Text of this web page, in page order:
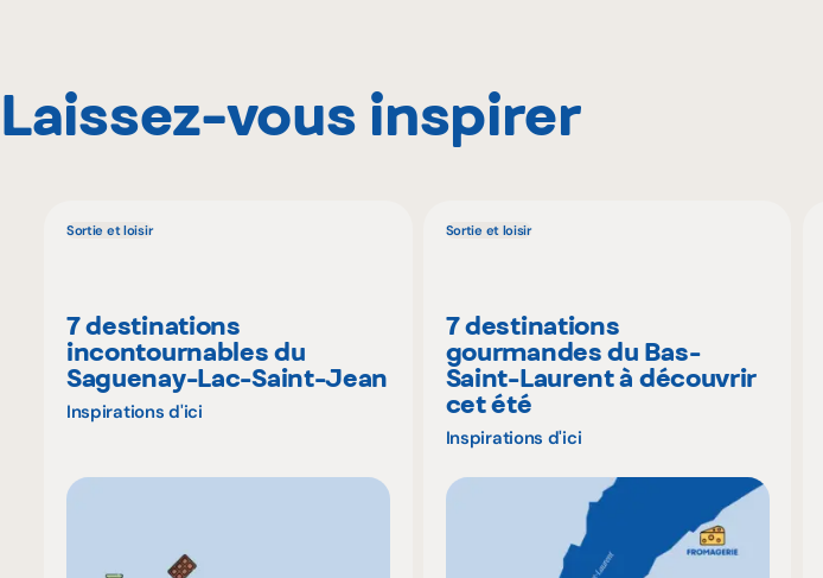
Laissez-vous inspirer
Sortie et loisir
7 destinations
incontournables du
Saguenay-Lac-Saint-Jean
Inspirations d'ici
Sortie et loisir
7 destinations
gourmandes du Bas-
Saint-Laurent à découvrir
cet été
Inspirations d'ici